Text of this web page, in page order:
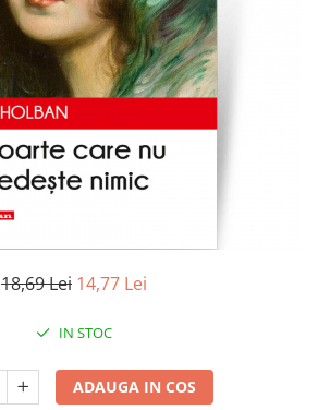
18,69 Lei 14,77 Lei
IN STOC
ADAUGA IN COS